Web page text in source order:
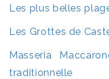
Les plus belles
Les Grottes de
Masseria
traditionnelle